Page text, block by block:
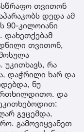
თვითონ
დედა ამ
90-კილოიანი
დახეთქებამ
თვითონ,
უკითხავს, რა
დაჭრილი ხარ და
ნუ
და
გვცემდა,
გამოვიყვანეთ